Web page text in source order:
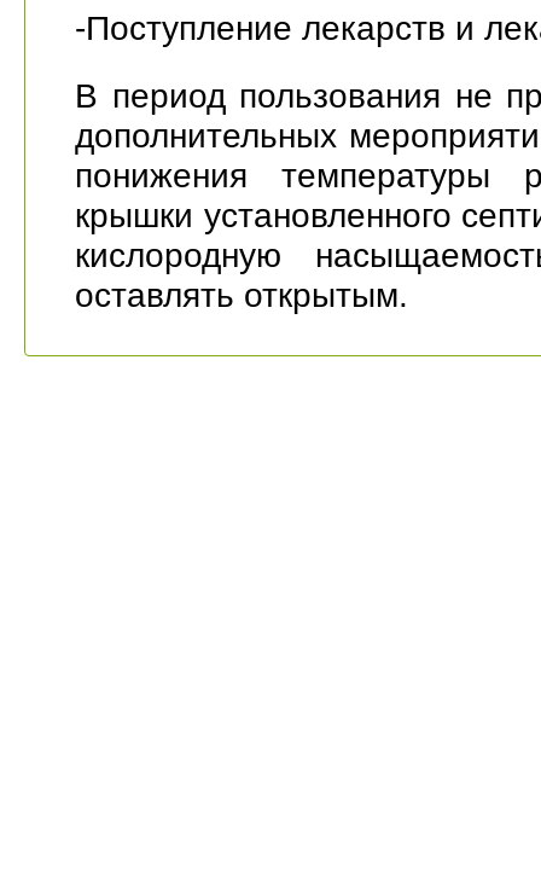
-Поступление лекарств и
В период пользования не
дополнительных
понижения температуры
крышки установленного
кислородную
оставлять открытым.